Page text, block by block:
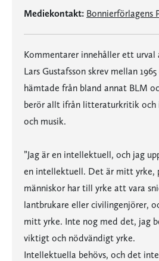
Mediekontakt: Bonnierförlagens
Kommentarer innehåller ett urval
Lars Gustafsson skrev mellan
hämtade från bland annat BLM
berör allt ifrån litteraturkritik
och musik.
”Jag är en intellektuell, och jag
en intellektuell. Det är mitt yrke,
människor har till yrke att vara
lantbrukare eller civilingenjörer,
mitt yrke. Inte nog med det, jag
viktigt och nödvändigt yrke.
Intellektuella behövs, och det